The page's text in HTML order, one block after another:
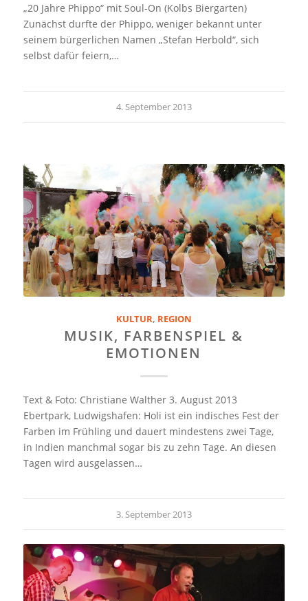
„20 Jahre Phippo“ mit Soul-On (Kolbs Biergarten)
Zunächst durfte der Phippo, weniger bekannt unter
seinem bürgerlichen Namen „Stefan Herbold“, sich
selbst dafür feiern,…
4. September 2013
KULTUR, REGION
MUSIK, FARBENSPIEL &
EMOTIONEN
Text & Foto: Christiane Walther 3. August 2013
Ebertpark, Ludwigshafen: Holi ist ein indisches Fest der
Farben im Frühling und dauert mindestens zwei Tage,
in Indien manchmal sogar bis zu zehn Tage. An diesen
Tagen wird ausgelassen…
3. September 2013